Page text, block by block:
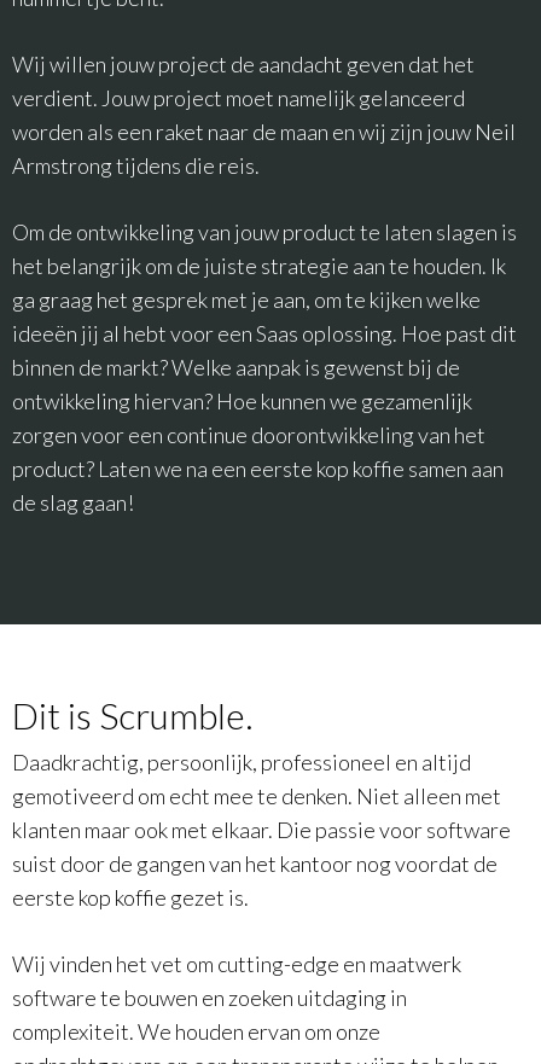
Wij willen jouw project de aandacht geven dat het
verdient. Jouw project moet namelijk gelanceerd
worden als een raket naar de maan en wij zijn jouw Neil
Armstrong tijdens die reis.
Om de ontwikkeling van jouw product te laten slagen is
het belangrijk om de juiste strategie aan te houden. Ik
ga graag het gesprek met je aan, om te kijken welke
ideeën jij al hebt voor een Saas oplossing. Hoe past dit
binnen de markt? Welke aanpak is gewenst bij de
ontwikkeling hiervan? Hoe kunnen we gezamenlijk
zorgen voor een continue doorontwikkeling van het
product? Laten we na een eerste kop koffie samen aan
de slag gaan!
Dit is Scrumble.
Daadkrachtig, persoonlijk, professioneel en altijd
gemotiveerd om echt mee te denken. Niet alleen met
klanten maar ook met elkaar. Die passie voor software
suist door de gangen van het kantoor nog voordat de
eerste kop koffie gezet is.
Wij vinden het vet om cutting-edge en maatwerk
software te bouwen en zoeken uitdaging in
complexiteit. We houden ervan om onze